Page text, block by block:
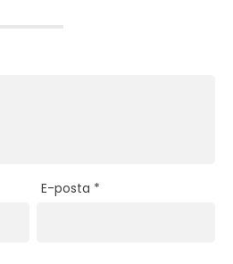
E-posta *